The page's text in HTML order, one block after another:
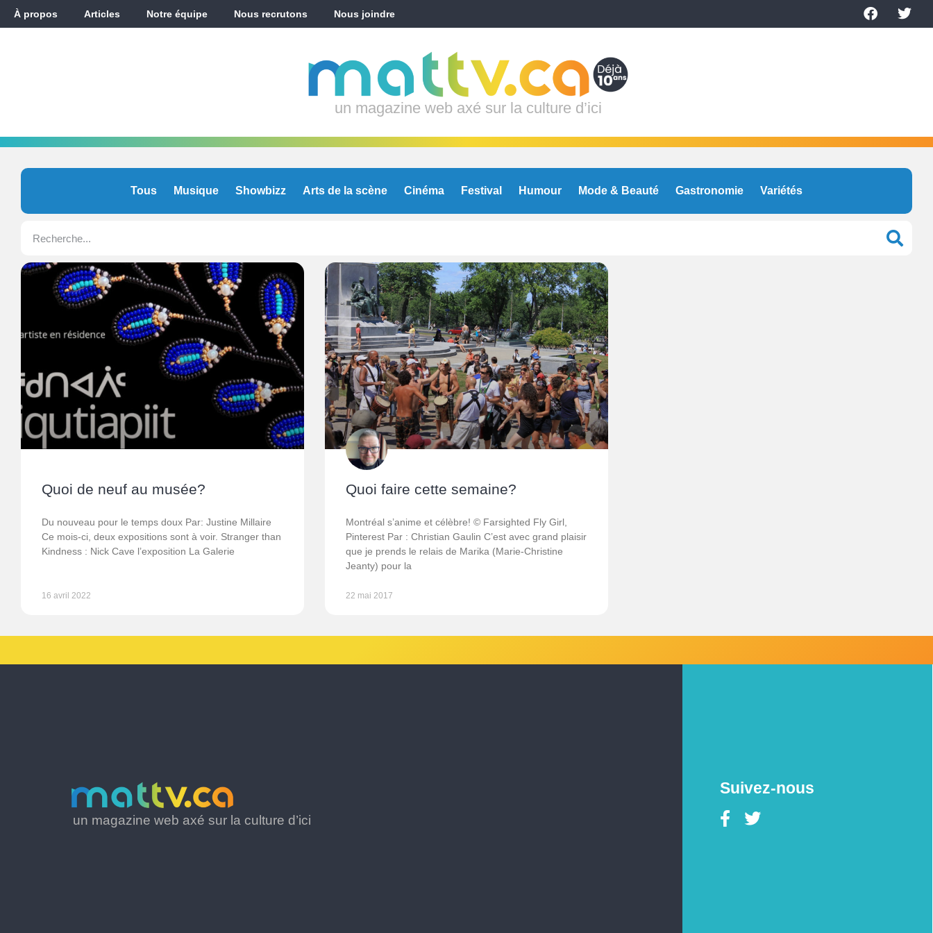
À propos Articles Notre équipe Nous recrutons Nous joindre
un magazine web axé sur la culture d’ici
Tous Musique Showbizz Arts de la scène Cinéma Festival Humour Mode & Beauté Gastronomie Variétés
Quoi de neuf au musée?
Du nouveau pour le temps doux Par: Justine Millaire
Ce mois-ci, deux expositions sont à voir. Stranger than
Kindness : Nick Cave l’exposition La Galerie
16 avril 2022
Quoi faire cette semaine?
Montréal s’anime et célèbre! © Farsighted Fly Girl,
Pinterest Par : Christian Gaulin C’est avec grand plaisir
que je prends le relais de Marika (Marie-Christine
Jeanty) pour la
22 mai 2017
un magazine web axé sur la culture d’ici
Suivez-nous